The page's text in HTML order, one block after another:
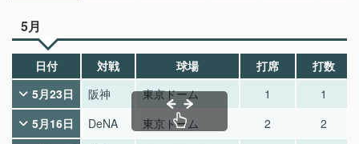
5月
日付 対戦 球場 打席
打数
5月23日
阪神 東京ドーム 1
1
5月16日
DeNA 東京ドーム 2
2